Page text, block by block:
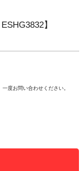
】
度お問い合わせください。